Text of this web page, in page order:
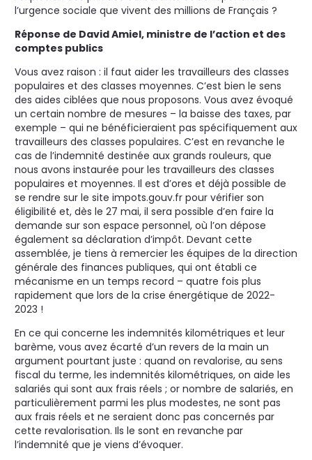
l’urgence sociale que vivent des millions de Français ?
Réponse de David Amiel, ministre de l’action et des
comptes publics
Vous avez raison : il faut aider les travailleurs des classes
populaires et des classes moyennes. C’est bien le sens
des aides ciblées que nous proposons. Vous avez évoqué
un certain nombre de mesures –⁠ la baisse des taxes, par
exemple – qui ne bénéficieraient pas spécifiquement aux
travailleurs des classes populaires. C’est en revanche le
cas de l’indemnité destinée aux grands rouleurs, que
nous avons instaurée pour les travailleurs des classes
populaires et moyennes. Il est d’ores et déjà possible de
se rendre sur le site impots.gouv.fr pour vérifier son
éligibilité et, dès le 27 mai, il sera possible d’en faire la
demande sur son espace personnel, où l’on dépose
également sa déclaration d’impôt. Devant cette
assemblée, je tiens à remercier les équipes de la direction
générale des finances publiques, qui ont établi ce
mécanisme en un temps record –⁠ quatre fois plus
rapidement que lors de la crise énergétique de 2022-
2023 !
En ce qui concerne les indemnités kilométriques et leur
barème, vous avez écarté d’un revers de la main un
argument pourtant juste : quand on revalorise, au sens
fiscal du terme, les indemnités kilométriques, on aide les
salariés qui sont aux frais réels ; or nombre de salariés, en
particulièrement parmi les plus modestes, ne sont pas
aux frais réels et ne seraient donc pas concernés par
cette revalorisation. Ils le sont en revanche par
l’indemnité que je viens d’évoquer.